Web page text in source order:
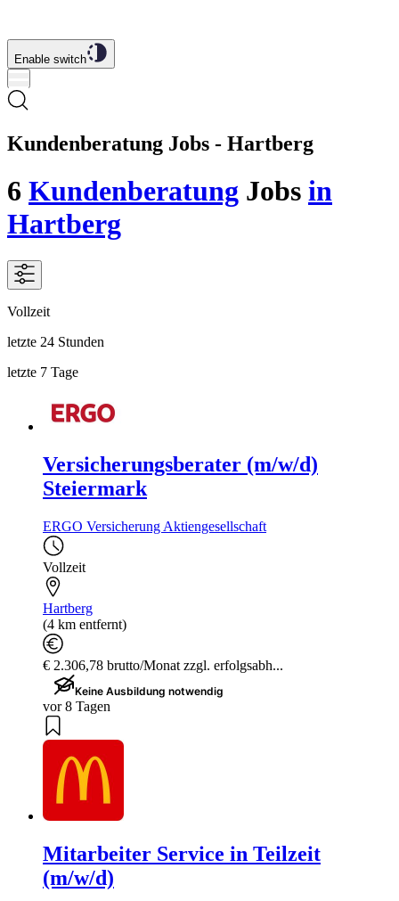
Enable switch
Kundenberatung Jobs - Hartberg
6 Kundenberatung Jobs in
Hartberg
Vollzeit
letzte 24 Stunden
letzte 7 Tage
Versicherungsberater (m/w/d)
Steiermark
ERGO Versicherung Aktiengesellschaft
Vollzeit
Hartberg
(4 km entfernt)
€ 2.306,78 brutto/Monat zzgl. erfolgsabh...
Keine Ausbildung notwendig
vor 8 Tagen
Mitarbeiter Service in Teilzeit
(m/w/d)